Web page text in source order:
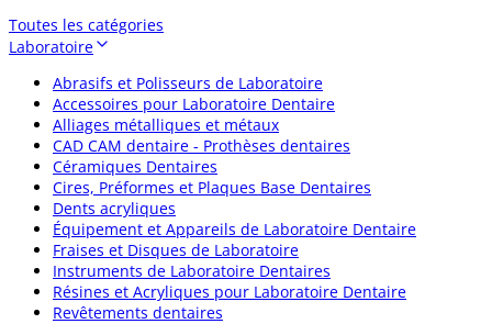
Toutes les catégories
Laboratoire
Abrasifs et Polisseurs de Laboratoire
Accessoires pour Laboratoire Dentaire
Alliages métalliques et métaux
CAD CAM dentaire - Prothèses dentaires
Céramiques Dentaires
Cires, Préformes et Plaques Base Dentaires
Dents acryliques
Équipement et Appareils de Laboratoire Dentaire
Fraises et Disques de Laboratoire
Instruments de Laboratoire Dentaires
Résines et Acryliques pour Laboratoire Dentaire
Revêtements dentaires